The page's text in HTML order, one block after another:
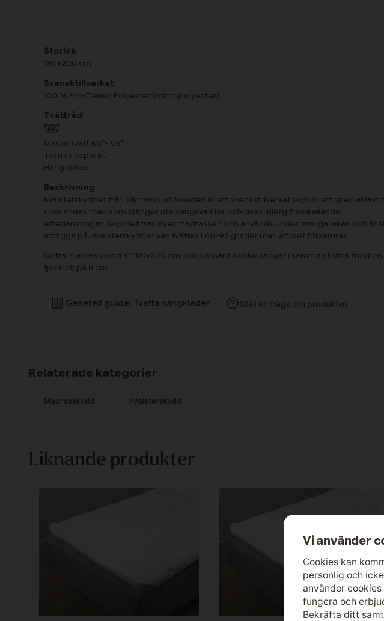
Storlek
180x200 cm
Svensktillverkat
100 % Pro-Denso Polyester (micropolyester)
Tvättråd
Maskintvätt 60°- 95°
Tvättas separat.
Hängtorkas.
Beskrivning
Kvalsterskyddet från Värnamo of Sweden är ett svensktillverkat skydd i ett specialvävt
som andas men som stänger ute sängkvalster och dess allergiframkallande
efterlämningar. Skyddet träs över madrassen och används under vanliga lakan och är
att ligga på. Kvalsterskyddet kan tvättas i 60-95 grader utan att det försämras.
Detta madrasskydd är 180x200 cm och passar till enkelsängar i samma storlek med en
tjocklek på 8 cm.
Generell guide: Tvätta sängkläder Ställ en fråga om produkten
Relaterade kategorier
Madrasskydd Kvalsterskydd
Liknande produkter
Vi använder
Cookies kan
personlig och
använder
fungera och
Bekräfta ditt